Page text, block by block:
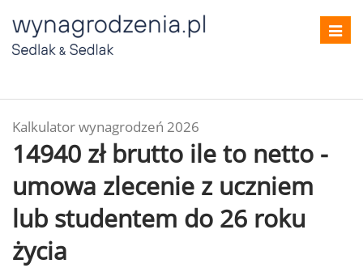
Kalkulator wynagrodzeń 2026
14940 zł brutto ile to netto -
umowa zlecenie z uczniem
lub studentem do 26 roku
życia